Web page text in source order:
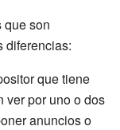
que son
diferencias:
que tiene
ver por uno o dos
anuncios o